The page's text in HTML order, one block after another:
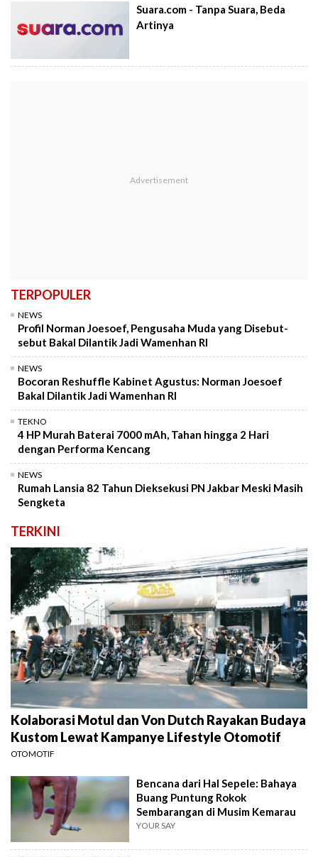
Suara.com - Tanpa Suara, Beda
Artinya
TERPOPULER
NEWS
Profil Norman Joesoef, Pengusaha Muda yang Disebut-
sebut Bakal Dilantik Jadi Wamenhan RI
NEWS
Bocoran Reshuffle Kabinet Agustus: Norman Joesoef
Bakal Dilantik Jadi Wamenhan RI
TEKNO
4 HP Murah Baterai 7000 mAh, Tahan hingga 2 Hari
dengan Performa Kencang
NEWS
Rumah Lansia 82 Tahun Dieksekusi PN Jakbar Meski Masih
Sengketa
TERKINI
Kolaborasi Motul dan Von Dutch Rayakan Budaya
Kustom Lewat Kampanye Lifestyle Otomotif
OTOMOTIF
Bencana dari Hal Sepele: Bahaya
Buang Puntung Rokok
Sembarangan di Musim Kemarau
YOUR SAY